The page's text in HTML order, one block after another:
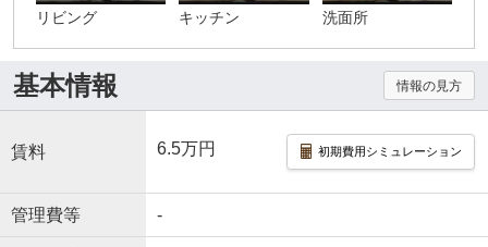
リビング キッチン 洗面所
基本情報 情報の見方
賃料 6.5万円 初期費用シミュレーション
管理費等 -